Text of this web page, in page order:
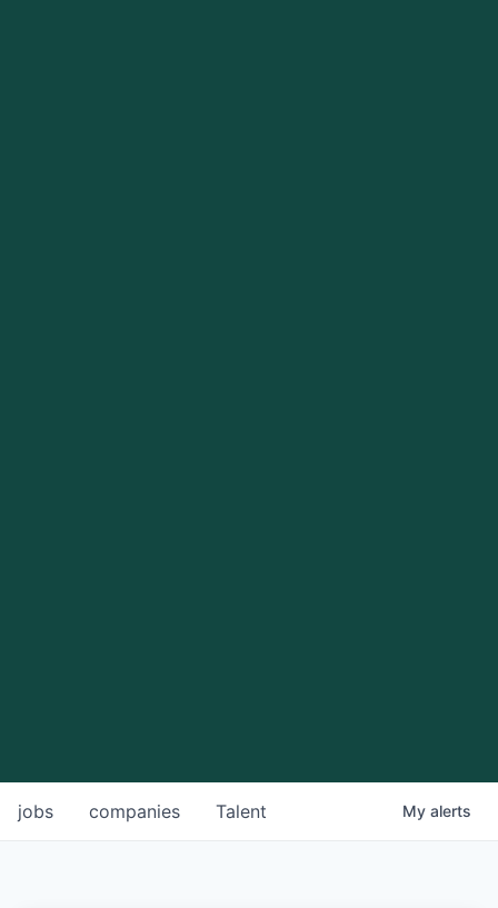
jobs companies Talent My alerts